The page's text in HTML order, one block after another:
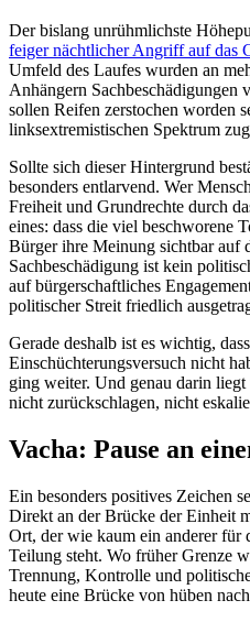
Der bislang unrühmlichste
feiger nächtlicher Angriff auf das
Umfeld des Laufes wurden an
Anhängern Sachbeschädigungen
sollen Reifen zerstochen worden
linksextremistischen Spektrum
Sollte sich dieser Hintergrund
besonders entlarvend. Wer
Freiheit und Grundrechte durch
eines: dass die viel beschworene
Bürger ihre Meinung sichtbar auf
Sachbeschädigung ist kein
auf bürgerschaftliches
politischer Streit friedlich
Gerade deshalb ist es wichtig,
Einschüchterungsversuch nicht
ging weiter. Und genau darin
nicht zurückschlagen, nicht
Vacha: Pause an
Ein besonders positives Zeichen
Direkt an der Brücke der Einheit
Ort, der wie kaum ein anderer für
Teilung steht. Wo früher Grenze
Trennung, Kontrolle und
heute eine Brücke von hüben